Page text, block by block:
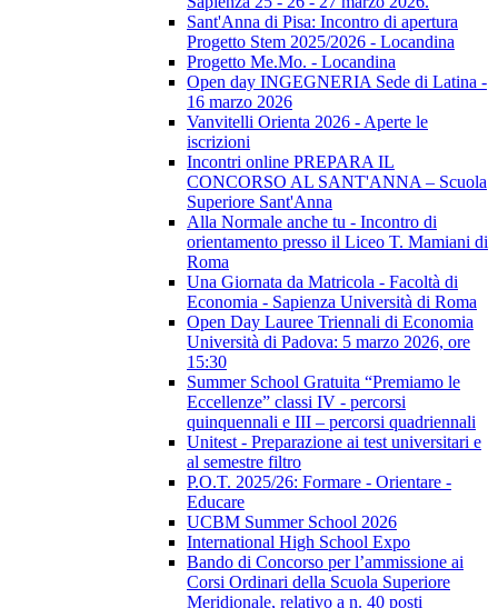
Sant'Anna di Pisa: Incontro di apertura
Progetto Stem 2025/2026 - Locandina
Progetto Me.Mo. - Locandina
Open day INGEGNERIA Sede di Latina -
16 marzo 2026
Vanvitelli Orienta 2026 - Aperte le
iscrizioni
Incontri online PREPARA IL
CONCORSO AL SANT'ANNA – Scuola
Superiore Sant'Anna
Alla Normale anche tu - Incontro di
orientamento presso il Liceo T. Mamiani di
Roma
Una Giornata da Matricola - Facoltà di
Economia - Sapienza Università di Roma
Open Day Lauree Triennali di Economia
Università di Padova: 5 marzo 2026, ore
15:30
Summer School Gratuita “Premiamo le
Eccellenze” classi IV - percorsi
quinquennali e III – percorsi quadriennali
Unitest - Preparazione ai test universitari e
al semestre filtro
P.O.T. 2025/26: Formare - Orientare -
Educare
UCBM Summer School 2026
International High School Expo
Bando di Concorso per l’ammissione ai
Corsi Ordinari della Scuola Superiore
Meridionale, relativo a n. 40 posti